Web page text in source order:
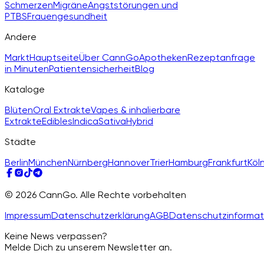
SchmerzenMigräneAngststörungen und
PTBSFrauengesundheit
Andere
MarktHauptseiteÜber CannGoApothekenRezeptanfrage
in MinutenPatientensicherheitBlog
Kataloge
BlütenOral ExtrakteVapes & inhalierbare
ExtrakteEdiblesIndicaSativaHybrid
Städte
BerlinMünchenNürnbergHannoverTrierHamburgFrankfurt
© 2026 CannGo. Alle Rechte vorbehalten
ImpressumDatenschutzerklärungAGB
Keine News verpassen?
Melde Dich zu unserem Newsletter an.